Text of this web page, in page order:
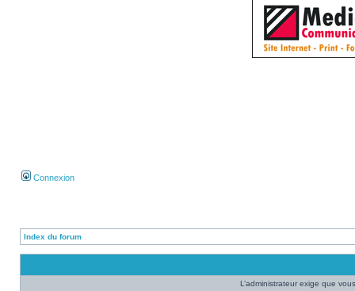
Connexion
Index du forum
L’administrateur exige que